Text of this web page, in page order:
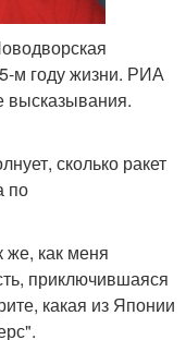
м году жизни. РИА
высказывания.
сколько ракет
по
как меня
приключившаяся
какая из Японии